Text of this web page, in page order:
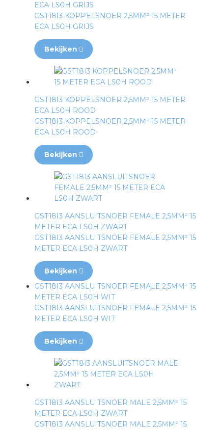
ECA LS0H GRIJS
GST18I3 KOPPELSNOER 2,5MM² 15 METER
ECA LS0H GRIJS
Bekijken
GST18I3 KOPPELSNOER 2,5MM² 15 METER
ECA LS0H ROOD
GST18I3 KOPPELSNOER 2,5MM² 15 METER
ECA LS0H ROOD
Bekijken
GST18I3 AANSLUITSNOER FEMALE 2,5MM² 15
METER ECA LS0H ZWART
GST18I3 AANSLUITSNOER FEMALE 2,5MM² 15
METER ECA LS0H ZWART
Bekijken
GST18I3 AANSLUITSNOER FEMALE 2,5MM² 15
METER ECA LS0H WIT
GST18I3 AANSLUITSNOER FEMALE 2,5MM² 15
METER ECA LS0H WIT
Bekijken
GST18I3 AANSLUITSNOER MALE 2,5MM² 15
METER ECA LS0H ZWART
GST18I3 AANSLUITSNOER MALE 2,5MM² 15